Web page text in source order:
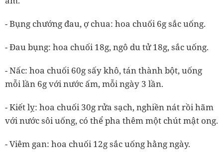
- Bụng chướng đau, ợ chua: hoa chuối 6g sắc uống.
- Đau bụng: hoa chuối 18g, ngô du tử 18g, sắc uống.
- Nấc: hoa chuối 60g sấy khô, tán thành bột, uống
mỗi lần 6g với nước ấm, mỗi ngày 3 lần.
- Kiết lỵ: hoa chuối 30g rửa sạch, nghiền nát rồi hãm
với nước sôi uống, có thể pha thêm một chút mật ong.
- Viêm gan: hoa chuối 12g sắc uống hằng ngày.